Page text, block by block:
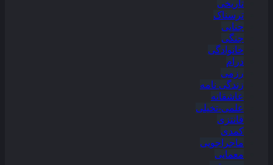
تاریخی
ترسناک
جنایی
جنگی
خانوادگی
درام
رزمی
زندگی نامه
عاشقانه
علمی-تخیلی
فانتزی
کمدی
ماجراجویی
معمایی